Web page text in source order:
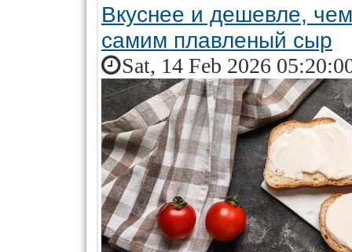
Вкуснее и дешевле,
самим плавленый сыр
Sat, 14 Feb 2026